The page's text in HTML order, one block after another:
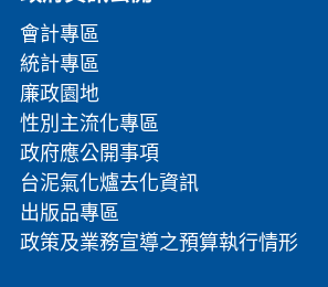
會計專區
統計專區
廉政園地
性別主流化專區
政府應公開事項
台泥氣化爐去化資訊
出版品專區
政策及業務宣導之預算執行情形